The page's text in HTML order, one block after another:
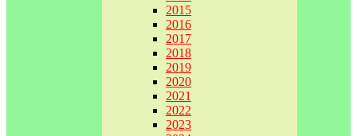
2015
2016
2017
2018
2019
2020
2021
2022
2023